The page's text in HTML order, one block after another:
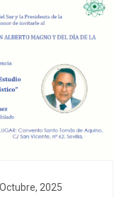
2025